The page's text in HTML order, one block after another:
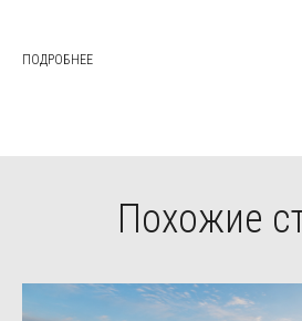
ПОДРОБНЕЕ
Похожие